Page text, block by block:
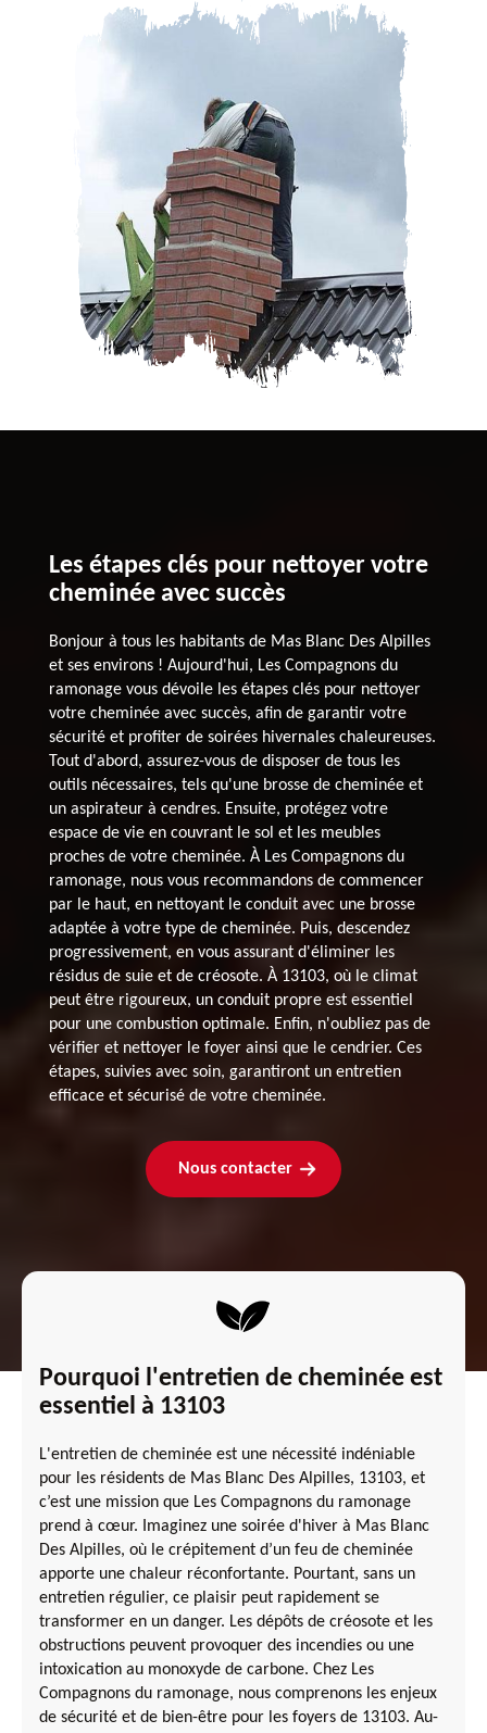
Les étapes clés pour nettoyer votre
cheminée avec succès
Bonjour à tous les habitants de Mas Blanc Des Alpilles
et ses environs ! Aujourd'hui, Les Compagnons du
ramonage vous dévoile les étapes clés pour nettoyer
votre cheminée avec succès, afin de garantir votre
sécurité et profiter de soirées hivernales chaleureuses.
Tout d'abord, assurez-vous de disposer de tous les
outils nécessaires, tels qu'une brosse de cheminée et
un aspirateur à cendres. Ensuite, protégez votre
espace de vie en couvrant le sol et les meubles
proches de votre cheminée. À Les Compagnons du
ramonage, nous vous recommandons de commencer
par le haut, en nettoyant le conduit avec une brosse
adaptée à votre type de cheminée. Puis, descendez
progressivement, en vous assurant d'éliminer les
résidus de suie et de créosote. À 13103, où le climat
peut être rigoureux, un conduit propre est essentiel
pour une combustion optimale. Enfin, n'oubliez pas de
vérifier et nettoyer le foyer ainsi que le cendrier. Ces
étapes, suivies avec soin, garantiront un entretien
efficace et sécurisé de votre cheminée.
Nous contacter
Pourquoi l'entretien de cheminée est
essentiel à 13103
L'entretien de cheminée est une nécessité indéniable
pour les résidents de Mas Blanc Des Alpilles, 13103, et
c’est une mission que Les Compagnons du ramonage
prend à cœur. Imaginez une soirée d'hiver à Mas Blanc
Des Alpilles, où le crépitement d’un feu de cheminée
apporte une chaleur réconfortante. Pourtant, sans un
entretien régulier, ce plaisir peut rapidement se
transformer en un danger. Les dépôts de créosote et les
obstructions peuvent provoquer des incendies ou une
intoxication au monoxyde de carbone. Chez Les
Compagnons du ramonage, nous comprenons les enjeux
de sécurité et de bien-être pour les foyers de 13103. Au-